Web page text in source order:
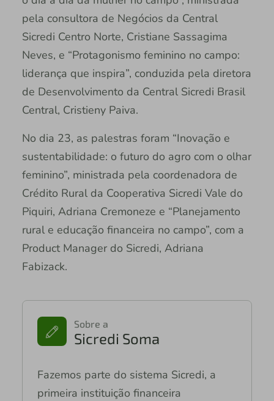
pela consultora de Negócios da Central
Sicredi Centro Norte, Cristiane Sassagima
Neves, e “Protagonismo feminino no campo:
liderança que inspira”, conduzida pela diretora
de Desenvolvimento da Central Sicredi Brasil
Central, Cristieny Paiva.
No dia 23, as palestras foram “Inovação e
sustentabilidade: o futuro do agro com o olhar
feminino”, ministrada pela coordenadora de
Crédito Rural da Cooperativa Sicredi Vale do
Piquiri, Adriana Cremoneze e “Planejamento
rural e educação financeira no campo”, com a
Product Manager do Sicredi, Adriana
Fabizack.
Sobre a
Sicredi Soma
Fazemos parte do sistema Sicredi, a
primeira instituição financeira